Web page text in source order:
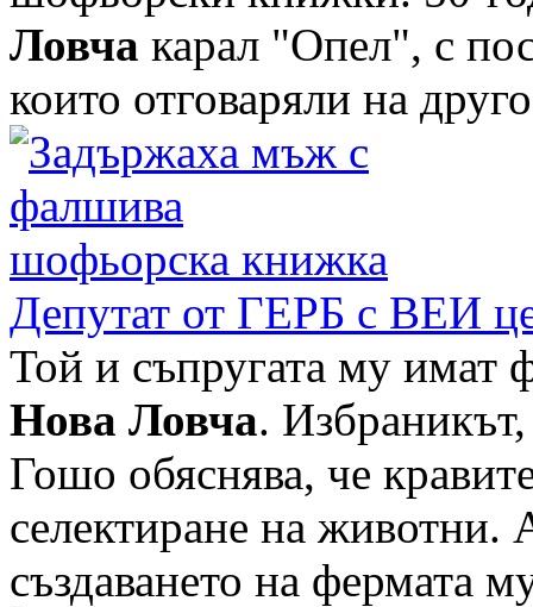
Ловча карал "Опел", с
които отговаряли на
Депутат от ГЕРБ с ВЕИ
Той и съпругата му имат
Нова Ловча.
Гошо обяснява, че
селектиране на животни.
създаването на фермата